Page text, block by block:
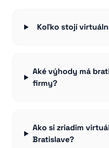
Koľko stojí
Aké výhody má
firmy?
Ako si zriadim
Bratislave?